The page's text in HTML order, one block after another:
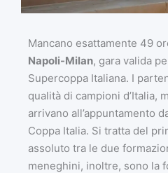
Mancano esattamente 49
Napoli-Milan, gara valida
Supercoppa Italiana. I
qualità di campioni d’Italia,
arrivano all’appuntamento
Coppa Italia. Si tratta del
assoluto tra le due
meneghini, inoltre, sono la